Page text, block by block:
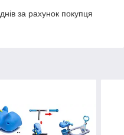
за рахунок покупця